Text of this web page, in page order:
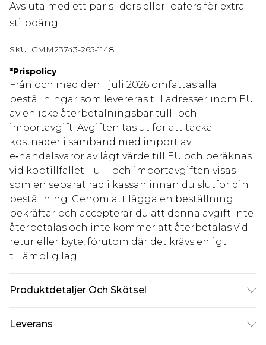
Avsluta med ett par sliders eller loafers för extra
stilpoäng.
SKU: CMM23743-265-1148
*Prispolicy
Från och med den 1 juli 2026 omfattas alla
beställningar som levereras till adresser inom EU
av en icke återbetalningsbar tull- och
importavgift. Avgiften tas ut för att täcka
kostnader i samband med import av
e‑handelsvaror av lågt värde till EU och beräknas
vid köptillfället. Tull- och importavgiften visas
som en separat rad i kassan innan du slutför din
beställning. Genom att lägga en beställning
bekräftar och accepterar du att denna avgift inte
återbetalas och inte kommer att återbetalas vid
retur eller byte, förutom där det krävs enligt
tillämplig lag.
Produktdetaljer Och Skötsel
Leverans